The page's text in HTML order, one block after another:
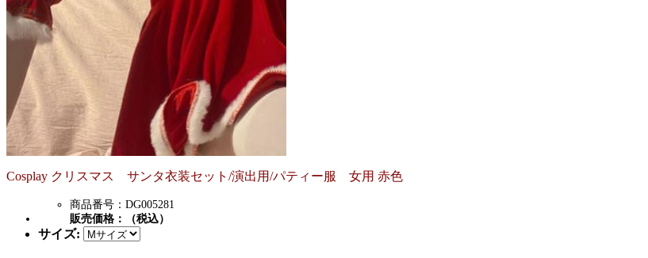
Cosplay クリスマス サンタ衣装セット/演出用/パティー服 女用 赤色
商品番号：DG005281
販売価格：
（税込）
サイズ: